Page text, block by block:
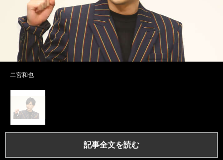
二宮和也
記事全文を読む